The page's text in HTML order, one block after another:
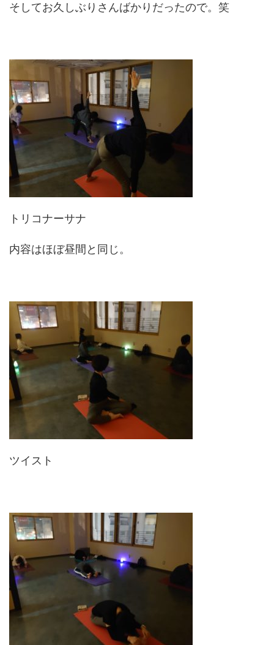
そしてお久しぶりさんばかりだったので。笑
トリコナーサナ
内容はほぼ昼間と同じ。
ツイスト